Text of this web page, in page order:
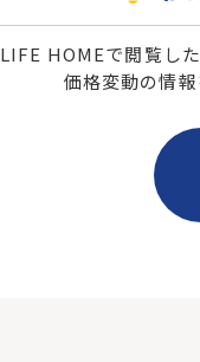
LIFE HOMEで閲覧し
価格変動の情